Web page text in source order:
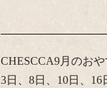
CHESCCA9月のおや
3日、8日、10日、16